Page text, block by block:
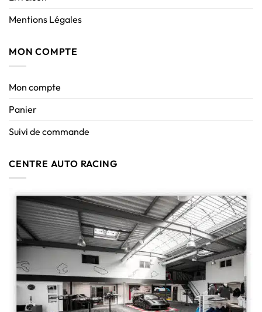
Mentions Légales
MON COMPTE
Mon compte
Panier
Suivi de commande
CENTRE AUTO RACING